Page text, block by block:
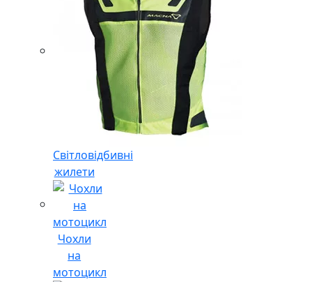
Світловідбивні
жилети
Чохли
на
мотоцикл